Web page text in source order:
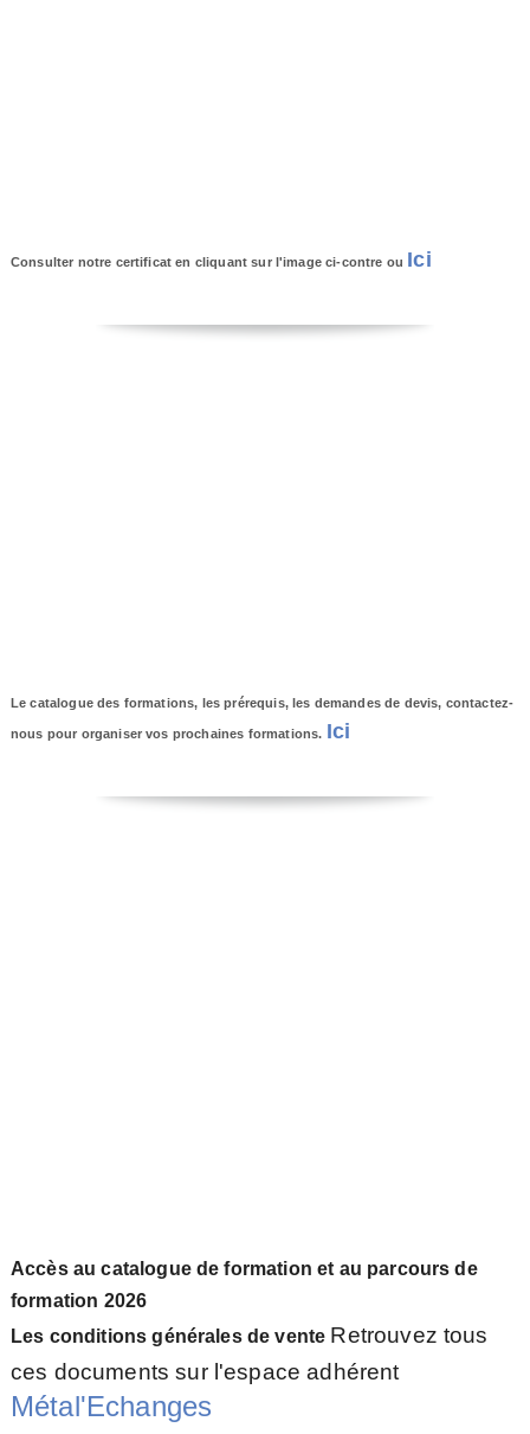
Consulter notre certificat en cliquant sur l'image ci-contre ou Ici
Le catalogue des formations, les prérequis, les demandes de devis, contactez-
nous pour organiser vos prochaines formations. Ici
Accès au catalogue de formation et au parcours de
formation 2026
Les conditions générales de vente Retrouvez tous
ces documents sur l'espace adhérent
Métal'Echanges